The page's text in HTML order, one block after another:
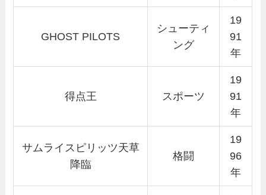
GHOST PILOTS
シューティ
ング
19
91
年
得点王 スポーツ
19
91
年
サムライスピリッツ天草
降臨
格闘
19
96
年